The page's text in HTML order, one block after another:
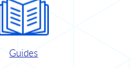
Guides